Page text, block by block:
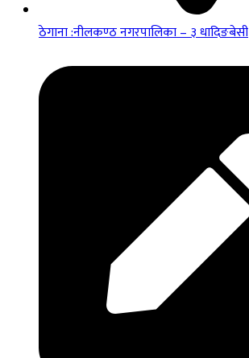
ठेगाना :नीलकण्ठ नगरपालिका – ३ धादिङबेसी